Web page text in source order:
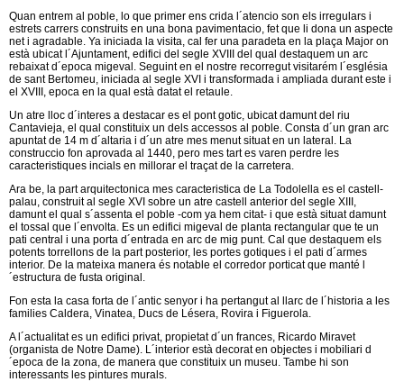
Quan entrem al poble, lo que primer ens crida l´atencio son els irregulars i
estrets carrers construits en una bona pavimentacio, fet que li dona un aspecte
net i agradable. Ya iniciada la visita, cal fer una paradeta en la plaça Major on
està ubicat l´Ajuntament, edifici del segle XVIII del qual destaquem un arc
rebaixat d´epoca migeval. Seguint en el nostre recorregut visitarém l´església
de sant Bertomeu, iniciada al segle XVI i transformada i ampliada durant este i
el XVIII, epoca en la qual està datat el retaule.
Un atre lloc d´interes a destacar es el pont gotic, ubicat damunt del riu
Cantavieja, el qual constituix un dels accessos al poble. Consta d´un gran arc
apuntat de 14 m d´altaria i d´un atre mes menut situat en un lateral. La
construccio fon aprovada al 1440, pero mes tart es varen perdre les
caracteristiques incials en millorar el traçat de la carretera.
Ara be, la part arquitectonica mes caracteristica de La Todolella es el castell-
palau, construit al segle XVI sobre un atre castell anterior del segle XIII,
damunt el qual s´assenta el poble -com ya hem citat- i que està situat damunt
el tossal que l´envolta. Es un edifici migeval de planta rectangular que te un
pati central i una porta d´entrada en arc de mig punt. Cal que destaquem els
potents torrellons de la part posterior, les portes gotiques i el pati d´armes
interior. De la mateixa manera és notable el corredor porticat que manté l
´estructura de fusta original.
Fon esta la casa forta de l´antic senyor i ha pertangut al llarc de l´historia a les
families Caldera, Vinatea, Ducs de Lésera, Rovira i Figuerola.
A l´actualitat es un edifici privat, propietat d´un frances, Ricardo Miravet
(organista de Notre Dame). L´interior està decorat en objectes i mobiliari d
´epoca de la zona, de manera que constituix un museu. Tambe hi son
interessants les pintures murals.